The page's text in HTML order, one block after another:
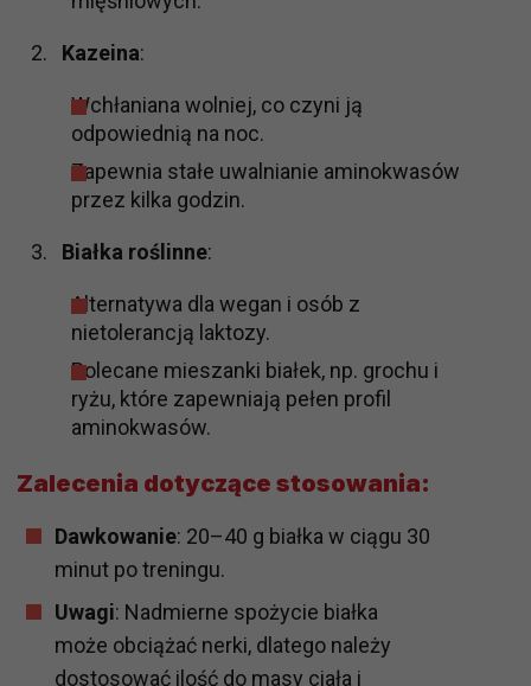
Kazeina:
Wchłaniana wolniej, co czyni ją
odpowiednią na noc.
Zapewnia stałe uwalnianie aminokwasów
przez kilka godzin.
Białka roślinne:
Alternatywa dla wegan i osób z
nietolerancją laktozy.
Polecane mieszanki białek, np. grochu i
ryżu, które zapewniają pełen profil
aminokwasów.
Zalecenia dotyczące stosowania:
Dawkowanie: 20–40 g białka w ciągu 30
minut po treningu.
Uwagi: Nadmierne spożycie białka
może obciążać nerki, dlatego należy
dostosować ilość do masy ciała i